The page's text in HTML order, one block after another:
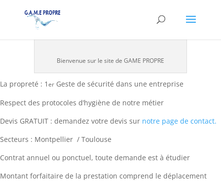
Bienvenue sur le site de GAME PROPRE
La propreté : 1er Geste de sécurité dans une entreprise
Respect des protocoles d’hygiène de notre métier
Devis GRATUIT : demandez votre devis sur notre page de contact.
Secteurs : Montpellier / Toulouse
Contrat annuel ou ponctuel, toute demande est à étudier
Montant forfaitaire de la prestation comprend le déplacement